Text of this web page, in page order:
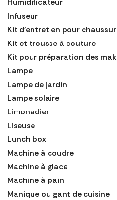
Humidificateur
Infuseur
Kit d'entretien pour
Kit et trousse à couture
Kit pour préparation des
Lampe
Lampe de jardin
Lampe solaire
Limonadier
Liseuse
Lunch box
Machine à coudre
Machine à glace
Machine à pain
Manique ou gant de cuisine